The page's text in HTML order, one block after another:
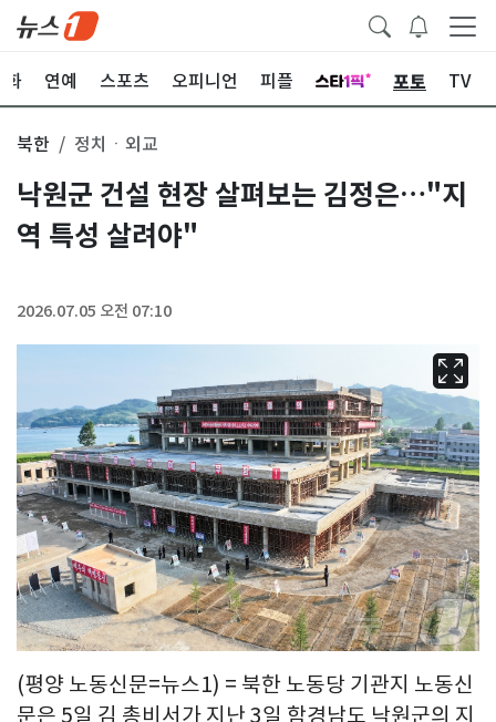
화 연예 스포츠 오피니언 피플 포토 TV
북한 정치ㆍ외교
낙원군 건설 현장 살펴보는 김정은…"지
역 특성 살려야"
2026.07.05 오전 07:10
(평양 노동신문=뉴스1) = 북한 노동당 기관지 노동신
문은 5일 김 총비서가 지난 3일 함경남도 낙원군의 지